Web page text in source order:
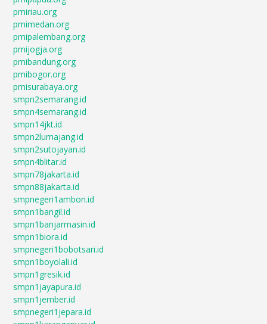
pmiriau.org
pmimedan.org
pmipalembang.org
pmijogja.org
pmibandung.org
pmibogor.org
pmisurabaya.org
smpn2semarang.id
smpn4semarang.id
smpn14jkt.id
smpn2lumajang.id
smpn2sutojayan.id
smpn4blitar.id
smpn78jakarta.id
smpn88jakarta.id
smpnegeri1ambon.id
smpn1bangil.id
smpn1banjarmasin.id
smpn1biora.id
smpnegeri1bobotsari.id
smpn1boyolali.id
smpn1gresik.id
smpn1jayapura.id
smpn1jember.id
smpnegeri1jepara.id